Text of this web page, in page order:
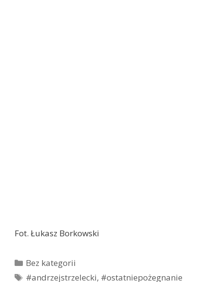
Fot. Łukasz Borkowski
Kategorie
Bez kategorii
Tagi
#andrzejstrzelecki, #ostatniepożegnanie